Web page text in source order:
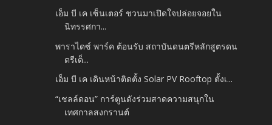
เอ็ม บี เค เซ็นเตอร์ ชวนมาเปิดใจปล่อยจอยใน
นิทรรศกา...
พาราไดซ์ พาร์ค ต้อนรับ สถาบันดนตรีหลักสูตรดน
ตรีเด็...
เอ็ม บี เค เดินหน้าติดตั้ง Solar PV Rooftop ตั้งเ...
“เชลล์ดอน” การ์ตูนดังร่วมสาดความสนุกใน
เทศกาลสงกรานต์